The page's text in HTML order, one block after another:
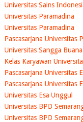
Universitas Sains
Universitas Paramadina
Universitas Paramadina
Pascasarjana Universitas
Universitas Sangga Buana
Kelas Karyawan
Pascasarjana Universitas
Pascasarjana Universitas
Universitas Esa Unggul
Universitas BPD
Universitas BPD